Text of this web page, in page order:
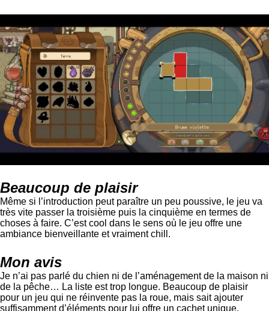
Beaucoup de plaisir
Même si l’introduction peut paraître un peu poussive, le jeu va
très vite passer la troisième puis la cinquième en termes de
choses à faire. C’est cool dans le sens où le jeu offre une
ambiance bienveillante et vraiment chill.
Mon avis
Je n’ai pas parlé du chien ni de l’aménagement de la maison ni
de la pêche… La liste est trop longue. Beaucoup de plaisir
pour un jeu qui ne réinvente pas la roue, mais sait ajouter
suffisamment d’éléments pour lui offre un cachet unique.